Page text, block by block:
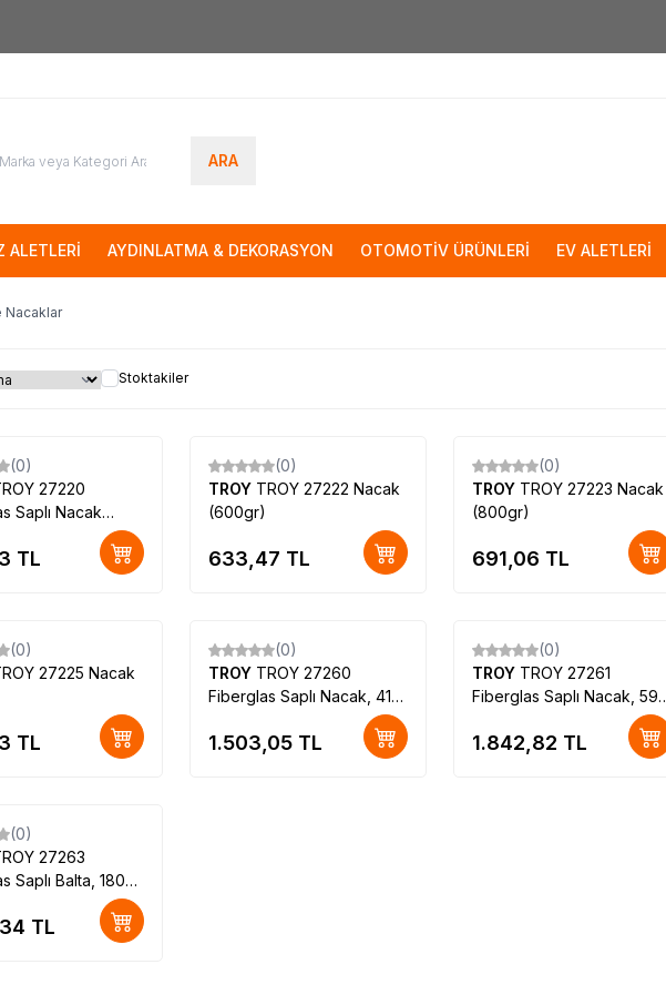
ARA
ALETLERİ AYDINLATMA & DEKORASYON OTOMOTİV ÜRÜNLERİ EV ALETLERİ
Nacaklar
Stoktakiler
(0)
27220
Saplı Nacak
TL
(0)
TROY TROY 27222 Nacak
(600gr)
633,47 TL
(0)
TROY TROY 27223 Nacak
(800gr)
691,06 TL
(0)
27225 Nacak
TL
(0)
TROY TROY 27260
Fiberglas Saplı Nacak, 410
1.503,05TL
(0)
TROY TROY 27261
Fiberglas Saplı Nacak, 590
1.842,82 TL
(0)
27263
Saplı Balta, 1800
TL